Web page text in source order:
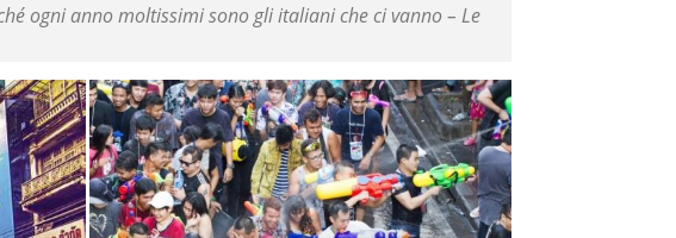
ogni anno moltissimi sono gli italiani che ci vanno – Le